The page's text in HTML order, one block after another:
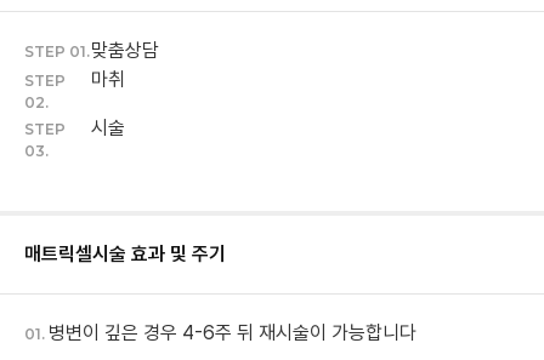
STEP 01.맞춤상담
STEP
02.
마취
STEP
03.
시술
매트릭셀시술 효과 및 주기
01. 병변이 깊은 경우 4-6주 뒤 재시술이 가능합니다